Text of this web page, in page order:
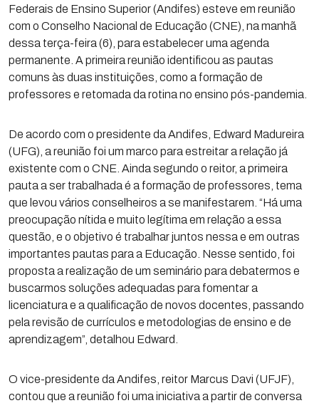
Federais de Ensino Superior (Andifes) esteve em reunião
com o Conselho Nacional de Educação (CNE), na manhã
dessa terça-feira (6), para estabelecer uma agenda
permanente. A primeira reunião identificou as pautas
comuns às duas instituições, como a formação de
professores e retomada da rotina no ensino pós-pandemia.
De acordo com o presidente da Andifes, Edward Madureira
(UFG), a reunião foi um marco para estreitar a relação já
existente com o CNE. Ainda segundo o reitor, a primeira
pauta a ser trabalhada é a formação de professores, tema
que levou vários conselheiros a se manifestarem. “Há uma
preocupação nítida e muito legítima em relação a essa
questão, e o objetivo é trabalhar juntos nessa e em outras
importantes pautas para a Educação. Nesse sentido, foi
proposta a realização de um seminário para debatermos e
buscarmos soluções adequadas para fomentar a
licenciatura e a qualificação de novos docentes, passando
pela revisão de currículos e metodologias de ensino e de
aprendizagem”, detalhou Edward.
O vice-presidente da Andifes, reitor Marcus Davi (UFJF),
contou que a reunião foi uma iniciativa a partir de conversa